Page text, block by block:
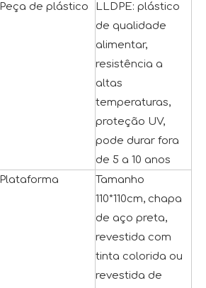
Peça de plástico
LLDPE: plástico
de qualidade
alimentar,
resistência a
altas
temperaturas,
proteção UV,
pode durar fora
de 5 a 10 anos
Plataforma
Tamanho
110*110cm, chapa
de aço preta,
revestida com
tinta colorida ou
revestida de